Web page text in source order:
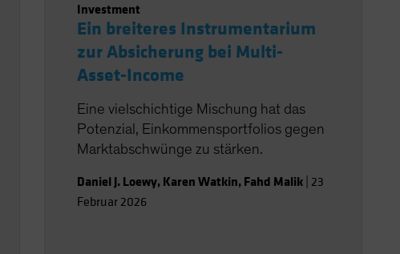
Investment
Ein breiteres Instrumentarium
zur Absicherung bei Multi-
Asset-Income
Eine vielschichtige Mischung hat das
Potenzial, Einkommensportfolios gegen
Marktabschwünge zu stärken.
Daniel J. Loewy, Karen Watkin, Fahd Malik 23
Februar 2026